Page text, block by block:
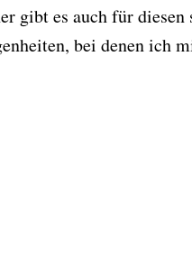
gibt es auch für
bei denen ich